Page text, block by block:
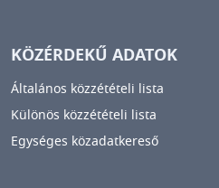
KÖZÉRDEKŰ ADATOK
Általános közzétételi lista
Különös közzétételi lista
Egységes közadatkereső